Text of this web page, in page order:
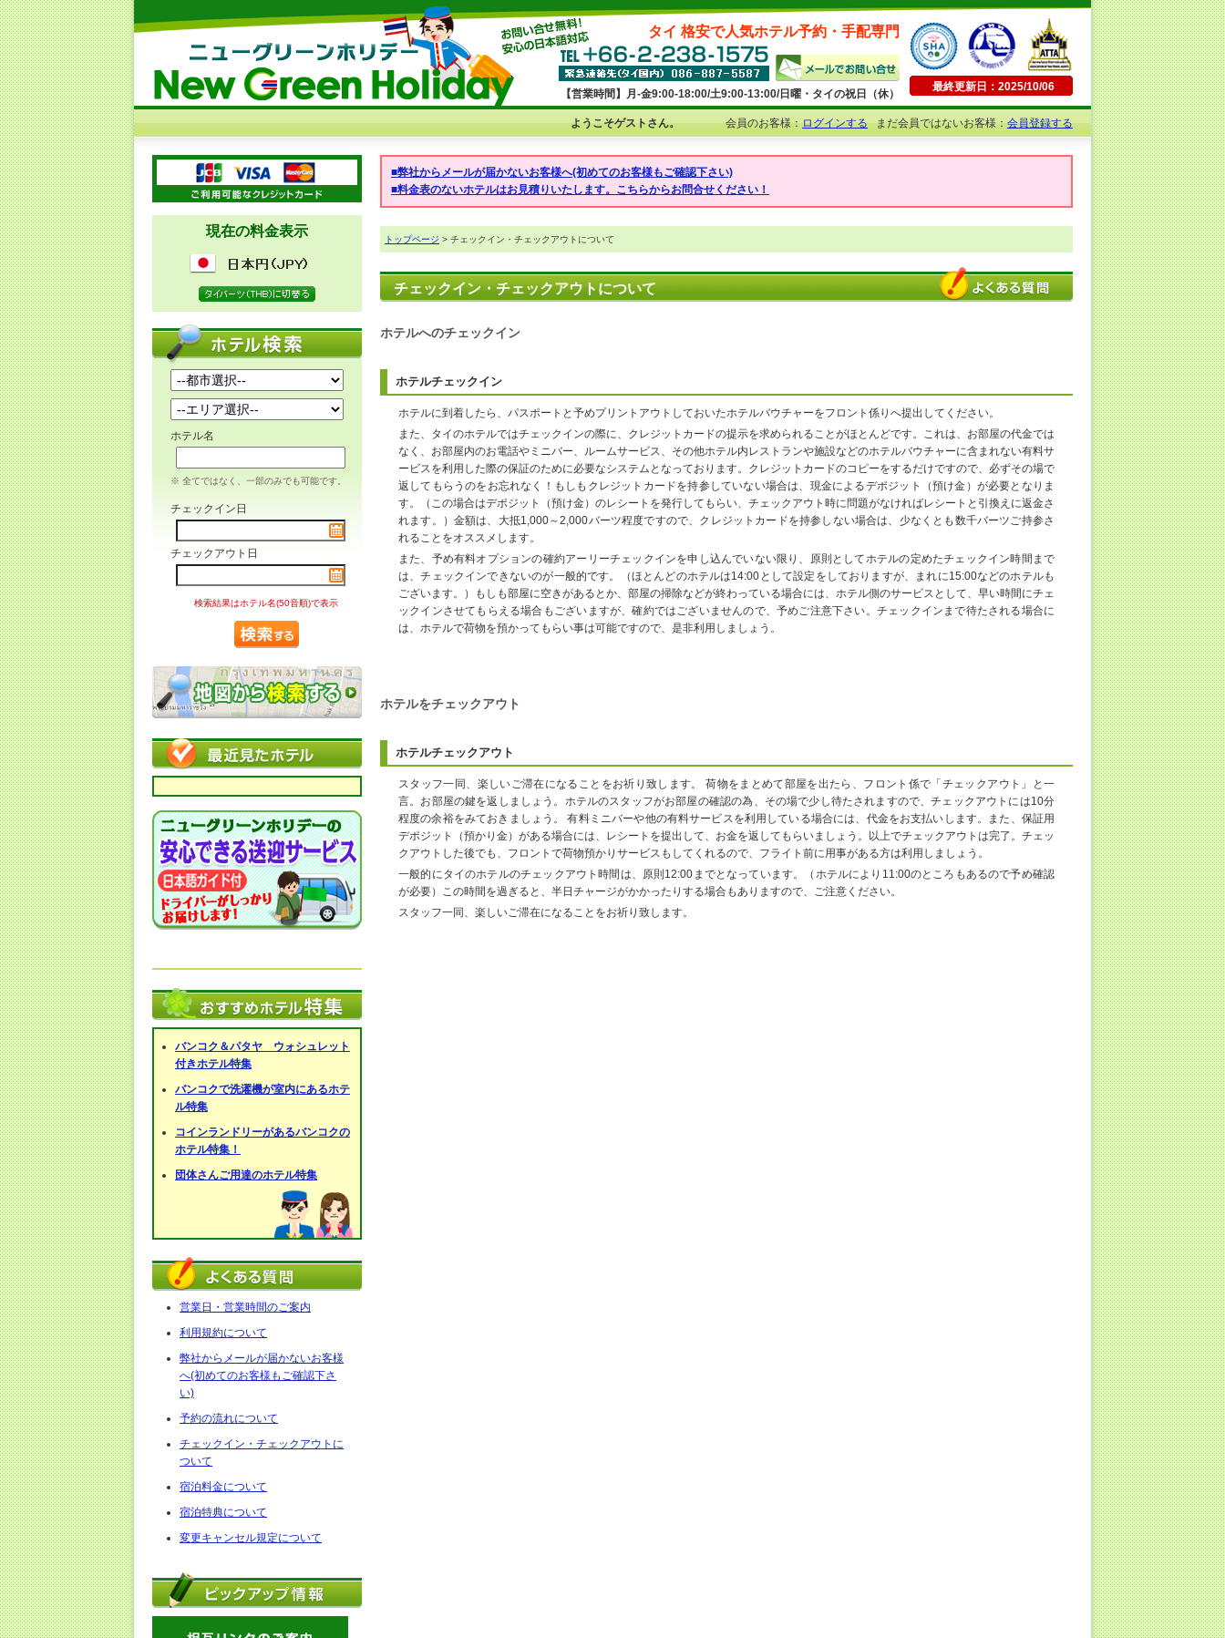
タイ 格安で人気ホテル予約・手配専門
【営業時間】月-金9:00-18:00/土9:00-13:00/日曜・タイの祝日（休）
最終更新日：2025/10/06
ようこそゲストさん。 会員のお客様：ログインするまだ会員ではないお客様：会員登録する
現在の料金表示
ホテル名
※ 全てではなく、一部のみでも可能です。
チェックイン日
チェックアウト日
検索結果はホテル名(50音順)で表示
バンコク＆パタヤ ウォシュレット
付きホテル特集
バンコクで洗濯機が室内にあるホテ
ル特集
コインランドリーがあるバンコクの
ホテル特集！
団体さんご用達のホテル特集
営業日・営業時間のご案内
利用規約について
弊社からメールが届かないお客様
へ(初めてのお客様もご確認下さ
い)
予約の流れについて
チェックイン・チェックアウトに
ついて
宿泊料金について
宿泊特典について
変更キャンセル規定について
■弊社からメールが届かないお客様へ(初めてのお客様もご確認下さい)
■料金表のないホテルはお見積りいたします。こちらからお問合せください！
トップページ > チェックイン・チェックアウトについて
チェックイン・チェックアウトについて
ホテルへのチェックイン
ホテルチェックイン
ホテルに到着したら、パスポートと予めプリントアウトしておいたホテルバウチャーをフロント係りへ提出してください。
また、タイのホテルではチェックインの際に、クレジットカードの提示を求められることがほとんどです。これは、お部屋の代金では
なく、お部屋内のお電話やミニバー、ルームサービス、その他ホテル内レストランや施設などのホテルバウチャーに含まれない有料サ
ービスを利用した際の保証のために必要なシステムとなっております。クレジットカードのコピーをするだけですので、必ずその場で
返してもらうのをお忘れなく！もしもクレジットカードを持参していない場合は、現金によるデポジット（預け金）が必要となりま
す。（この場合はデポジット（預け金）のレシートを発行してもらい、チェックアウト時に問題がなければレシートと引換えに返金さ
れます。）金額は、大抵1,000～2,000バーツ程度ですので、クレジットカードを持参しない場合は、少なくとも数千バーツご持参さ
れることをオススメします。
また、予め有料オプションの確約アーリーチェックインを申し込んでいない限り、原則としてホテルの定めたチェックイン時間まで
は、チェックインできないのが一般的です。（ほとんどのホテルは14:00として設定をしておりますが、まれに15:00などのホテルも
ございます。）もしも部屋に空きがあるとか、部屋の掃除などが終わっている場合には、ホテル側のサービスとして、早い時間にチェ
ックインさせてもらえる場合もございますが、確約ではございませんので、予めご注意下さい。チェックインまで待たされる場合に
は、ホテルで荷物を預かってもらい事は可能ですので、是非利用しましょう。
ホテルをチェックアウト
ホテルチェックアウト
スタッフ一同、楽しいご滞在になることをお祈り致します。 荷物をまとめて部屋を出たら、フロント係で「チェックアウト」と一
言。お部屋の鍵を返しましょう。ホテルのスタッフがお部屋の確認の為、その場で少し待たされますので、チェックアウトには10分
程度の余裕をみておきましょう。 有料ミニバーや他の有料サービスを利用している場合には、代金をお支払いします。また、保証用
デポジット（預かり金）がある場合には、レシートを提出して、お金を返してもらいましょう。以上でチェックアウトは完了。チェッ
クアウトした後でも、フロントで荷物預かりサービスもしてくれるので、フライト前に用事がある方は利用しましょう。
一般的にタイのホテルのチェックアウト時間は、原則12:00までとなっています。（ホテルにより11:00のところもあるので予め確認
が必要）この時間を過ぎると、半日チャージがかかったりする場合もありますので、ご注意ください。
スタッフ一同、楽しいご滞在になることをお祈り致します。